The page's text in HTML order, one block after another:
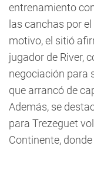
entrenamiento
las canchas por
motivo, el sitió
jugador de River,
negociación para
que arrancó de
Además, se
para Trezeguet
Continente,